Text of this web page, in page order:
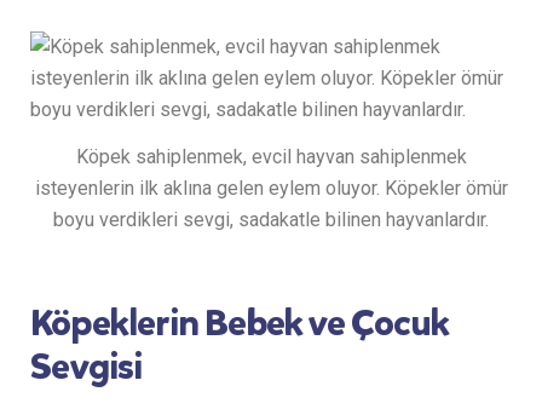
Köpek sahiplenmek, evcil hayvan sahiplenmek
isteyenlerin ilk aklına gelen eylem oluyor. Köpekler ömür
boyu verdikleri sevgi, sadakatle bilinen hayvanlardır.
Köpeklerin Bebek ve Çocuk
Sevgisi